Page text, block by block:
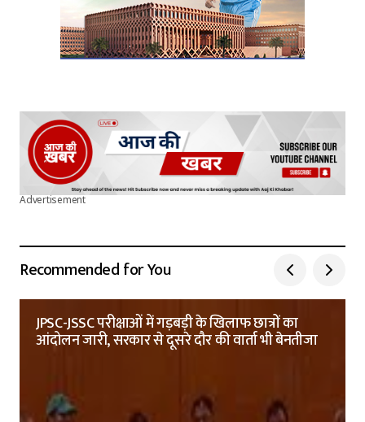
Advertisement
Recommended for You
JPSC-JSSC परीक्षाओं में गड़बड़ी के खिलाफ छात्रों का
आंदोलन जारी, सरकार से दूसरे दौर की वार्ता भी बेनतीजा